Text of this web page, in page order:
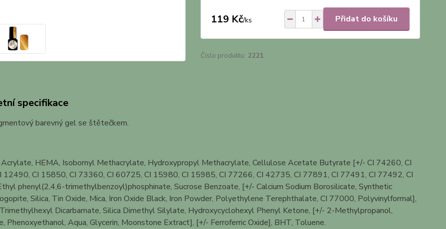
119 Kč/ks Přidat do košíku
Číslo produktu: 2221
specifikace
barevný gel se štětečkem.
HEMA, Isobornyl Methacrylate, Hydroxypropyl Methacrylate, Cellulose Acetate Butyrate [+/- CI 74260, CI
12490, CI 15850, CI 73360, CI 60725, CI 15980, CI 15985, CI 77266, CI 42735, CI 77891, CI 77491, CI 77492, CI
phenyl(2,4,6-trimethylbenzoyl)phosphinate, Sucrose Benzoate, [+/- Calcium Sodium Borosilicate, Synthetic
Silica, Tin Oxide, Mica, Iron Oxide Black, Iron Powder, Polyethylene Terephthalate, CI 77000, Polyvinylformal],
Dicarbamate, Silica Dimethyl Silylate, Hydroxycyclohexyl Phenyl Ketone, [+/- 2-Methylpropanol,
Phenoxyethanol, Aqua, Glycerin, Moonstone Extract], [+/- Ferroferric Oxide], BHT, Toluene.